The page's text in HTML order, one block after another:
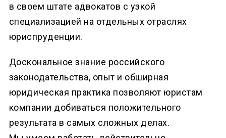
в своем штате адвокатов с узкой
специализацией на отдельных отраслях
юриспруденции.
Доскональное знание российского
законодательства, опыт и обширная
юридическая практика позволяют юристам
компании добиваться положительного
результата в самых сложных делах.